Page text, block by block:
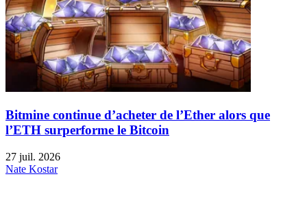
Bitmine continue d’acheter de l’Ether alors que
l’ETH surperforme le Bitcoin
27 juil. 2026
Nate Kostar